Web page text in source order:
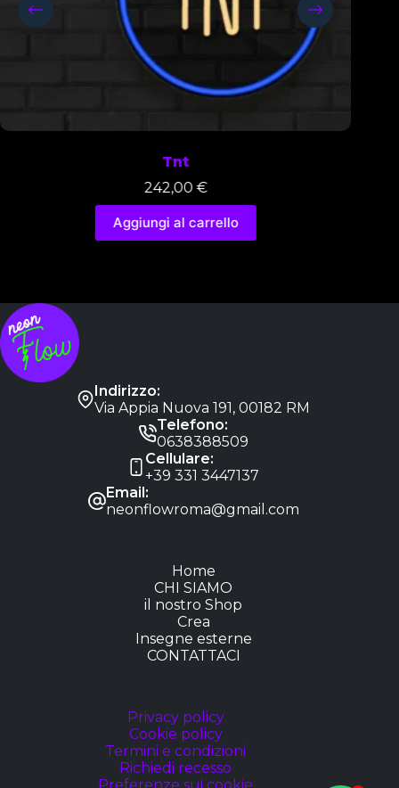
Aggiungi al carrello
Indirizzo:
Via Appia Nuova 191, 00182 RM
Telefono:
0638388509
Cellulare:
+39 331 3447137
Email:
neonflowroma@gmail.com
Home
CHI SIAMO
il nostro Shop
Crea
Insegne esterne
CONTATTACI
Privacy policy
Cookie policy
Termini e condizioni
Richiedi recesso